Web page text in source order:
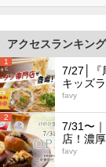
アクセスランキング
1
7/27│『
キッズ
favy
2
7/31〜
店！濃
favy